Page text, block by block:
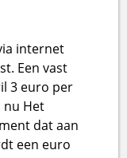
internet
Een vast
3 euro per
nu Het
dat aan
een euro